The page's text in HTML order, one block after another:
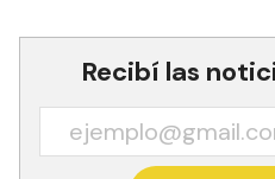
Recibí las